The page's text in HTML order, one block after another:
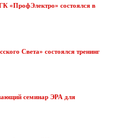
«ПрофЭлектро» состоялся в
Света» состоялся тренинг
семинар ЭРА для